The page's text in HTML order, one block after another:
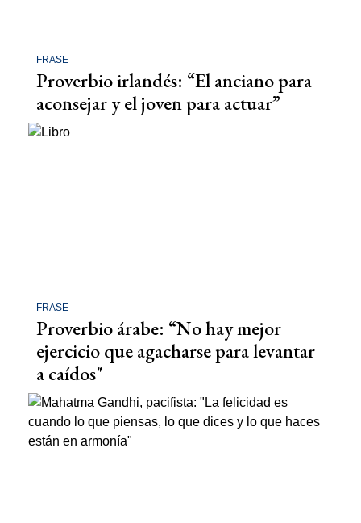
FRASE
Proverbio irlandés: “El anciano para
aconsejar y el joven para actuar”
FRASE
Proverbio árabe: “No hay mejor
ejercicio que agacharse para levantar
a caídos"